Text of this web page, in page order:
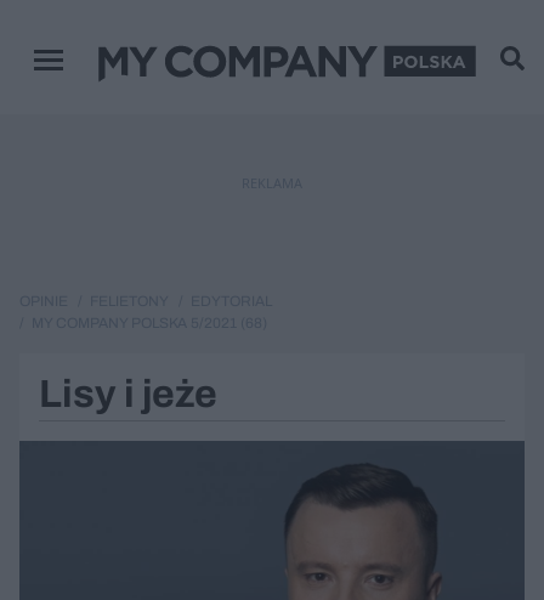
Menu główne
Lisy i jeże